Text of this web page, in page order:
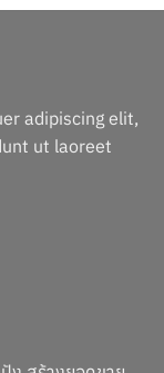
adipiscing elit,
ut laoreet